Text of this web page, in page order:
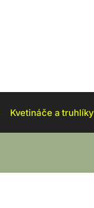
Kvetináče a truhlíky